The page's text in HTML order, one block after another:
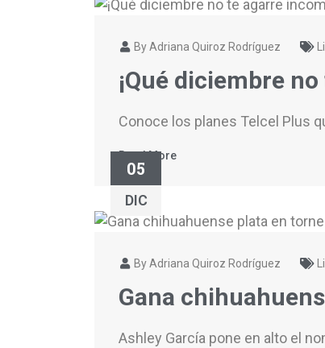
By Adriana Quiroz Rodríguez
¡Qué diciembre
Conoce los planes Telcel Plus
Read More
05
DIC
By Adriana Quiroz Rodríguez
Gana
Ashley García pone en alto el